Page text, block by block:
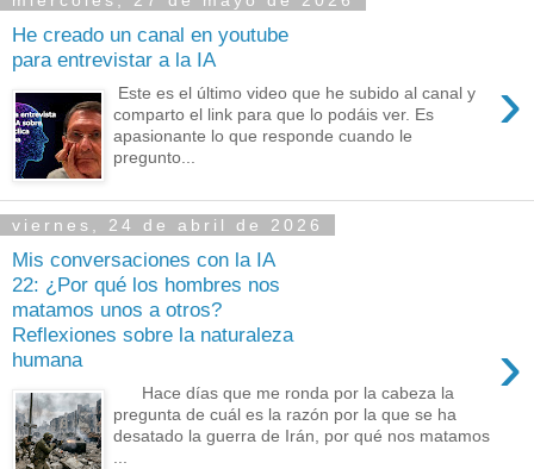
He creado un canal en youtube
para entrevistar a la IA
›
Este es el último video que he subido al canal y
comparto el link para que lo podáis ver. Es
apasionante lo que responde cuando le
pregunto...
viernes, 24 de abril de 2026
Mis conversaciones con la IA
22: ¿Por qué los hombres nos
matamos unos a otros?
Reflexiones sobre la naturaleza
humana
›
Hace días que me ronda por la cabeza la
pregunta de cuál es la razón por la que se ha
desatado la guerra de Irán, por qué nos matamos
...